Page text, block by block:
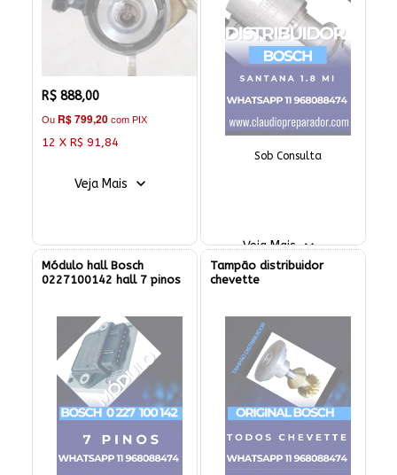
R$ 888,00
Ou R$ 799,20com PIX
12 X R$ 91,84
Veja Mais
Sob Consulta
Veja Mais
Módulo hall Bosch
0227100142 hall 7 pinos
Tampão distribuidor
chevette